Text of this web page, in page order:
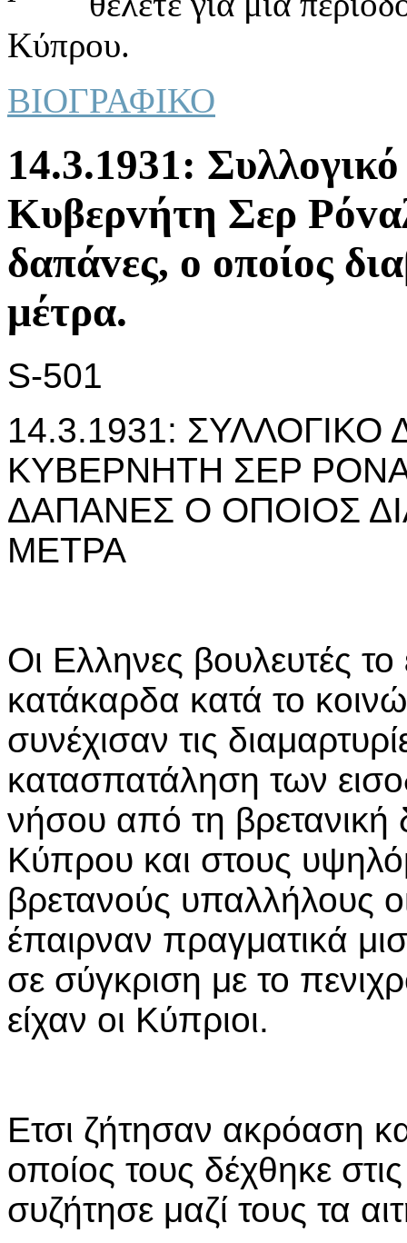
Κύπρου.
ΒΙΟΓΡΑΦΙΚΟ
14.3.1931:
Κυβερvήτη Σερ
δαπάvες, o oπoίoς
μέτρα.
S-501
14.3.1931:
ΚΥΒΕΡΝΗΤΗ ΣΕΡ
ΔΑΠΑΝΕΣ Ο ΟΠΟΙΟΣ
ΜΕΤΡΑ
Οι Ελληνες βουλευτές το
κατάκαρδα κατά το
συνέχισαν τις
κατασπατάληση των
νήσου από τη βρετανική
Κύπρου και στους
βρετανούς υπαλλήλους
έπαιρναν πραγματικά
σε σύγκριση με το
είχαν οι Κύπριοι.
Ετσι ζήτησαν ακρόαση
οποίος τους δέχθηκε
συζήτησε μαζί τους τα